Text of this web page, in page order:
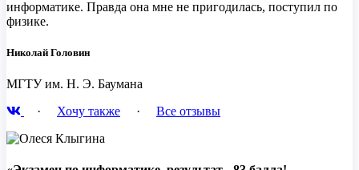
информатике. Правда она мне не пригодилась, поступил по
физике.
Николай Головин
МГТУ им. Н. Э. Баумана
· Хочу также · Все отзывы